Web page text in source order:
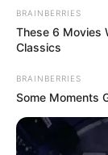
BRAINBERRIES
These 6 Movies
Classics
BRAINBERRIES
Some Moments